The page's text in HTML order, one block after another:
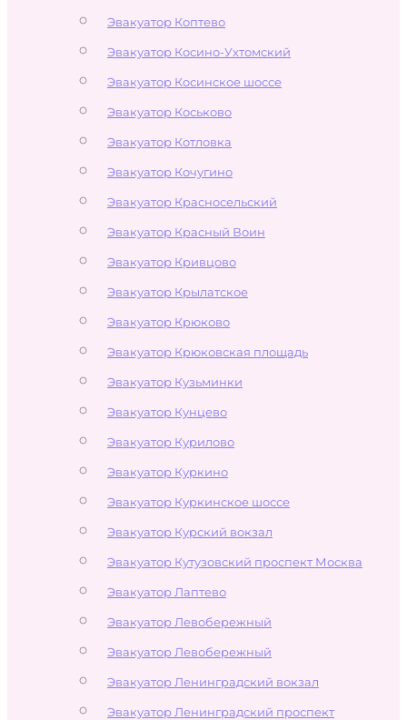
Эвакуатор Коптево
Эвакуатор Косино-Ухтомский
Эвакуатор Косинское шоссе
Эвакуатор Коськово
Эвакуатор Котловка
Эвакуатор Кочугино
Эвакуатор Красносельский
Эвакуатор Красный Воин
Эвакуатор Кривцово
Эвакуатор Крылатское
Эвакуатор Крюково
Эвакуатор Крюковская площадь
Эвакуатор Кузьминки
Эвакуатор Кунцево
Эвакуатор Курилово
Эвакуатор Куркино
Эвакуатор Куркинское шоссе
Эвакуатор Курский вокзал
Эвакуатор Кутузовский проспект Москва
Эвакуатор Лаптево
Эвакуатор Левобережный
Эвакуатор Левобережный
Эвакуатор Ленинградский вокзал
Эвакуатор Ленинградский проспект